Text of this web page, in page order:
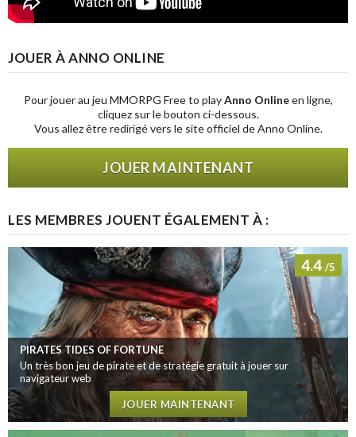
JOUER À ANNO ONLINE
Pour jouer au jeu MMORPG Free to playAnno Onlineen ligne,
cliquez sur le bouton ci-dessous.
Vous allez être redirigé vers le site officiel de Anno Online.
JOUER MAINTENANT
LES MEMBRES JOUENT ÉGALEMENT À :
4.4 /5
PIRATES TIDES OF FORTUNE
Un très bon jeu de pirate et de stratégie gratuit à jouer sur
navigateur web
JOUER MAINTENANT